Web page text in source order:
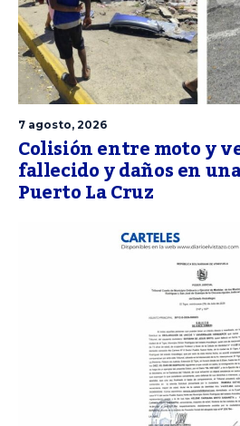
7 agosto, 2026
Colisión entre moto y
fallecido y daños en
Puerto La Cruz